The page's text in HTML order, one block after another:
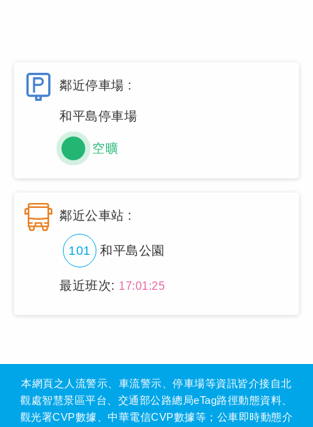
鄰近停車場 :
和平島停車場
空曠
鄰近公車站 :
101 和平島公園
最近班次: 17:01:25
本網頁之人流警示、車流警示、停車場等資訊皆介接自北
觀處智慧景區平台、交通部公路總局eTag路徑動態資料、
觀光署CVP數據、中華電信CVP數據等；公車即時動態介